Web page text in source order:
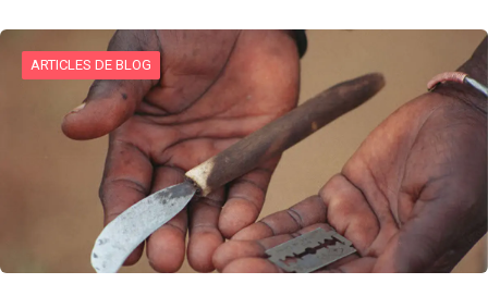
ARTICLES DE BLOG